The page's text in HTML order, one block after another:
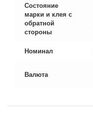
Состояние
марки и клея с
обратной
стороны
Номинал
Валюта